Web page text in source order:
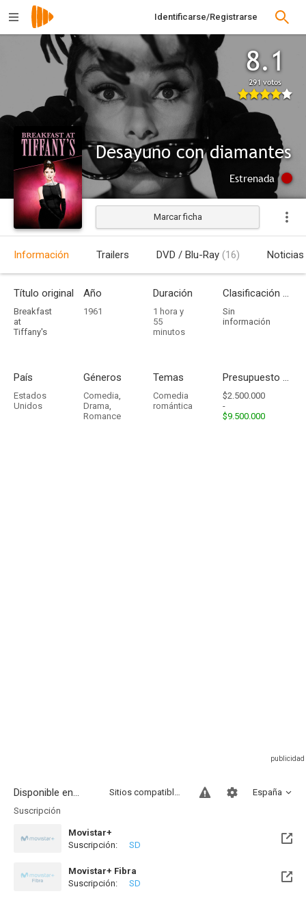
Identificarse/Registrarse
8.1
291 votos
Desayuno con diamantes
Estrenada
Marcar ficha
Información Trailers DVD / Blu-Ray (16) Noticias
Título original
Breakfast
at
Tiffany's
Año
1961
Duración
1 hora y
55
minutos
Clasificación por edades
Sin
información
País
Estados
Unidos
Géneros
Comedia,
Drama,
Romance
Temas
Comedia
romántica
Presupuesto - Ingresos
$2.500.000
-
$9.500.000
Disponible en... España
Sitios compatibles
Suscripción
Movistar+
Próximamente. A partir del Lun, 10 Ago 2026 (En 4 días)
Suscripción: SD
Movistar+ Fibra
Próximamente. A partir del Lun, 10 Ago 2026 (En 4 días)
Suscripción: SD